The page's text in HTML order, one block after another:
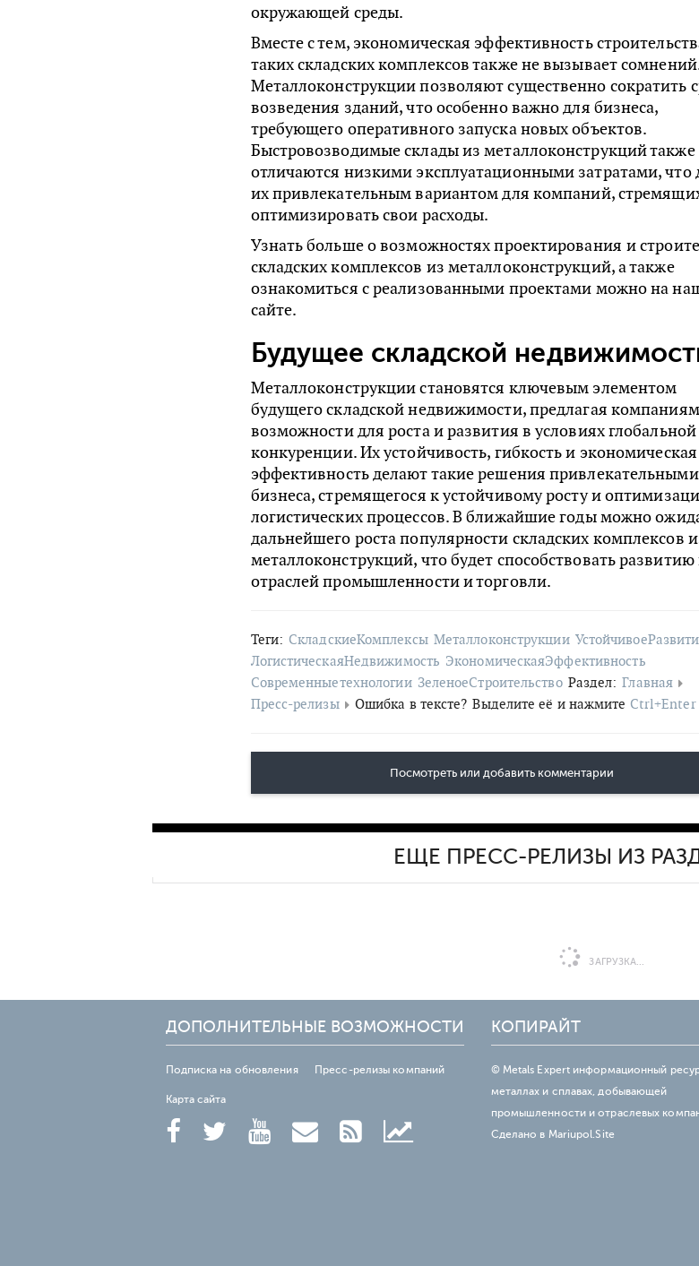
окружающей среды.
Вместе с тем, экономическая эффективность
таких складских комплексов также не вызывает
Металлоконструкции позволяют существенно сократить
возведения зданий, что особенно важно для бизнеса,
требующего оперативного запуска новых объектов.
Быстровозводимые склады из металлоконструкций также
отличаются низкими эксплуатационными затратами, что
их привлекательным вариантом для компаний,
оптимизировать свои расходы.
Узнать больше о возможностях проектирования и
складских комплексов из металлоконструкций, а также
ознакомиться с реализованными проектами можно на
сайте.
Будущее складской
Металлоконструкции становятся ключевым элементом
будущего складской недвижимости, предлагая компаниям
возможности для роста и развития в условиях глобальной
конкуренции. Их устойчивость, гибкость и экономическая
эффективность делают такие решения
бизнеса, стремящегося к устойчивому росту и
логистических процессов. В ближайшие годы можно
дальнейшего роста популярности складских комплексов
металлоконструкций, что будет способствовать
отраслей промышленности и торговли.
Теги: СкладскиеКомплексы Металлоконструкции
ЛогистическаяНедвижимость ЭкономическаяЭффективность
Современныетехнологии ЗеленоеСтроительство Раздел: Главная
Пресс-релизы
Ошибка в тексте? Выделите её и нажмите Ctrl+Enter
Посмотреть или добавить комментарии
ЕЩЕ ПРЕСС-РЕЛИЗЫ ИЗ
ЗАГРУЗКА...
ДОПОЛНИТЕЛЬНЫЕ ВОЗМОЖНОСТИ
Подписка на обновления Пресс-релизы компаний
Карта сайта
КОПИРАЙТ
© Metals Expert информационный
металлах и сплавах, добывающей
промышленности и отраслевых
Сделано в Mariupol.Site